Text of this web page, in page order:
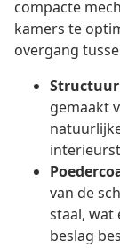
compacte
kamers te
overgang
gemaakt
van de
staal, wat
beslag